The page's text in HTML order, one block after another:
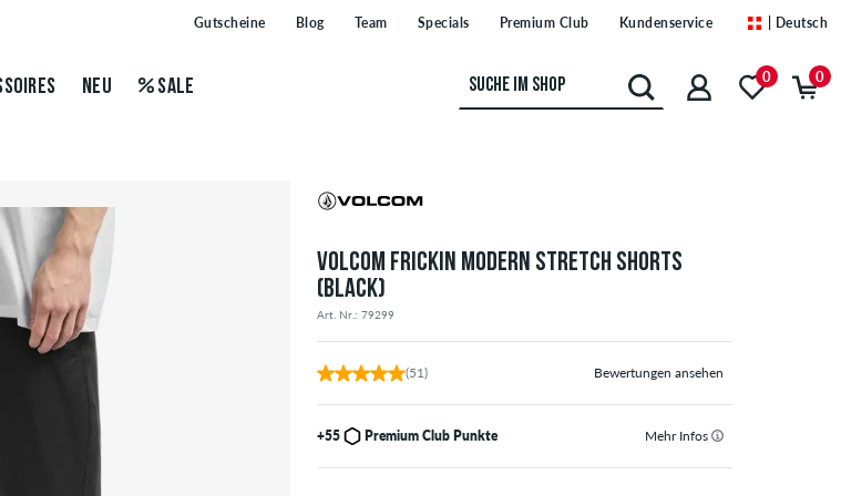
Gutscheine Blog Team Specials Premium Club Kundenservice | Deutsch
NEU SALE 0 0
VOLCOM FRICKIN MODERN STRETCH SHORTS
(BLACK)
Art. Nr.: 79299
(51) Bewertungen ansehen
+55 Premium Club Punkte Mehr Infos